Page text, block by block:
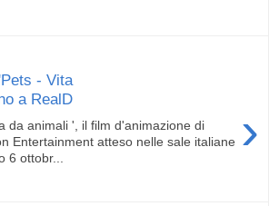
- Vita
a RealD
›
da animali ', il film d'animazione di
Entertainment atteso nelle sale italiane
6 ottobr...